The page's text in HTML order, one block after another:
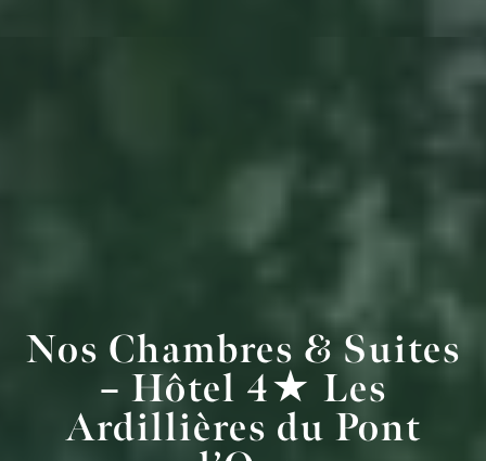
Nos Chambres & Suites
– Hôtel 4★ Les
Ardillières du Pont